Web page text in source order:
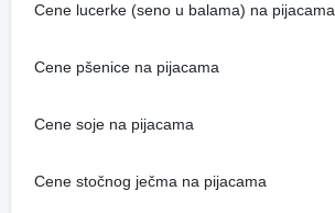
Cene lucerke (seno u balama) na pijacama
Cene pšenice na pijacama
Cene soje na pijacama
Cene stočnog ječma na pijacama